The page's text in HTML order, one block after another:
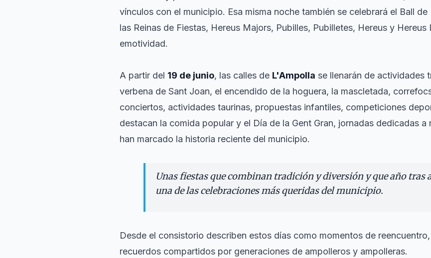
vínculos con el municipio. Esa misma noche también se celebrará el Ball
las Reinas de Fiestas, Hereus Majors, Pubilles, Pubilletes, Hereus y
emotividad.
A partir del 19 de junio, las calles de L'Ampolla se llenarán de actividades
verbena de Sant Joan, el encendido de la hoguera, la mascletada,
conciertos, actividades taurinas, propuestas infantiles, competiciones
destacan la comida popular y el Día de la Gent Gran, jornadas dedicadas
han marcado la historia reciente del municipio.
Unas fiestas que combinan tradición y diversión y que año tras
una de las celebraciones más queridas del municipio.
Desde el consistorio describen estos días como momentos de
recuerdos compartidos por generaciones de ampolleros y ampolleras.